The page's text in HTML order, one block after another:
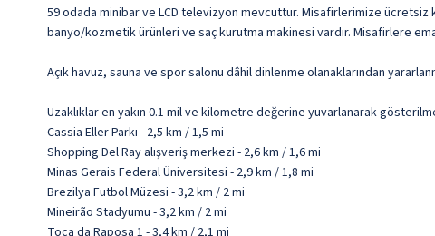
59 odada minibar ve LCD televizyon mevcuttur. Misafirlerimize
banyo/kozmetik ürünleri ve saç kurutma makinesi vardır. Misafirlere
Açık havuz, sauna ve spor salonu dâhil dinlenme olanaklarından
Uzaklıklar en yakın 0.1 mil ve kilometre değerine yuvarlanarak
Cassia Eller Parkı - 2,5 km / 1,5 mi
Shopping Del Ray alışveriş merkezi - 2,6 km / 1,6 mi
Minas Gerais Federal Üniversitesi - 2,9 km / 1,8 mi
Brezilya Futbol Müzesi - 3,2 km / 2 mi
Mineirão Stadyumu - 3,2 km / 2 mi